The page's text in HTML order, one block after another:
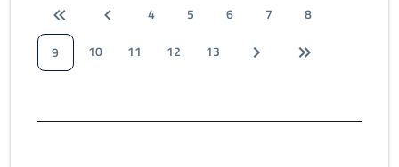
4 5 6 7
8
9
10 11 12 13